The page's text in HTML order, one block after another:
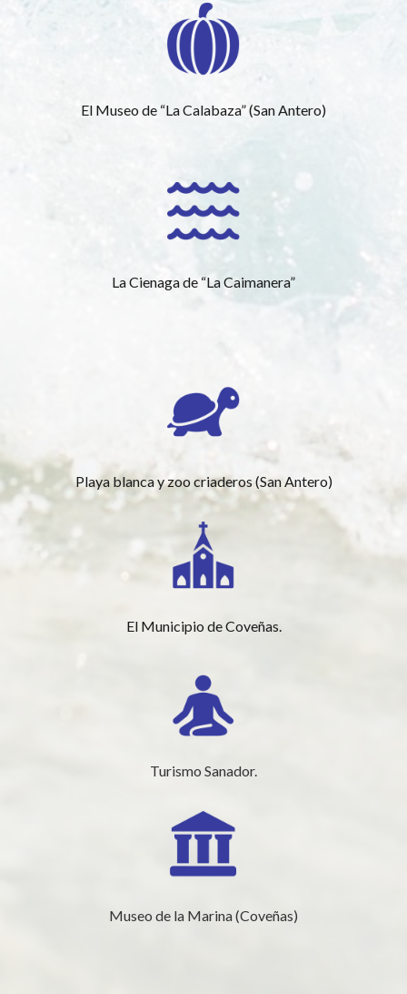
El Museo de “La Calabaza” (San Antero)
La Cienaga de “La Caimanera”
Playa blanca y zoo criaderos (San Antero)
El Municipio de Coveñas.
Turismo Sanador.
Museo de la Marina (Coveñas)